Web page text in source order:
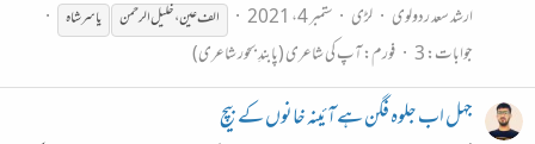
ارشد سعد ردولوی
لڑی ستمبر 4، 2021 الف عین ، خلیل الرحمن یاسرشاہ
جوابات: 3 فورم:آپ کی شاعری (پابندِ بحور شاعری)
جہل اب جلوہ فگن ہے آئینہ خانوں کے بیچ